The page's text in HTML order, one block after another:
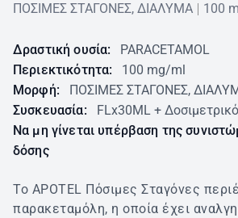
ΠΟΣΙΜΕΣ ΣΤΑΓΟΝΕΣ, ΔΙΑΛΥΜΑ 100
Το APOTEL Πόσιμες Σταγόνες
παρακεταμόλη, η οποία έχει
Δραστική ουσία:
PARACETAMOL
Περιεκτικότητα:
100 mg/ml
Μορφή:
ΠΟΣΙΜΕΣ ΣΤΑΓΟΝΕΣ,
Συσκευασία:
FLx30ML +
Να μη γίνεται υπέρβαση της
δόσης